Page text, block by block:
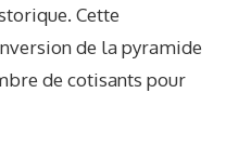
Cette
de la pyramide
de cotisants pour